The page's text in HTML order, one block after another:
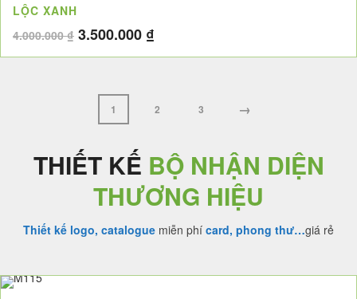
LỘC XANH
4.000.000₫ Giá
gốc
3.500.000 ₫
hiện
3.500.000 ₫.
1 2 3 →
THIẾT KẾ BỘ NHẬN DIỆN
THƯƠNG HIỆU
Thiết kế logo, catalogue miễn phí card, phong thư…giá rẻ